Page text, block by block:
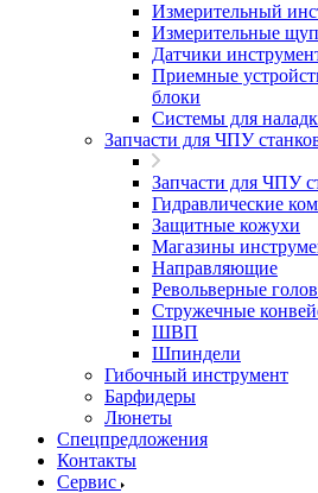
Измерительный
Измерительные
Датчики
Приемные
блоки
Системы для
Запчасти для ЧПУ
Запчасти для ЧПУ
Гидравлические
Защитные кожухи
Магазины
Направляющие
Револьверные
Стружечные
ШВП
Шпиндели
Гибочный инструмент
Барфидеры
Люнеты
Спецпредложения
Контакты
Сервис